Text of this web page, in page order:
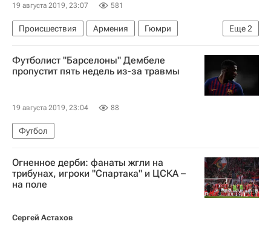
19 августа 2019, 23:07 581
Еще2
Происшествия Армения
Гюмри
Победа (авиакомпания)
Россия
Футболист "Барселоны" Дембеле
пропустит пять недель из-за травмы
19 августа 2019, 23:04 88
Футбол
Огненное дерби: фанаты жгли на
трибунах, игроки "Спартака" и ЦСКА –
на поле
Сергей Астахов